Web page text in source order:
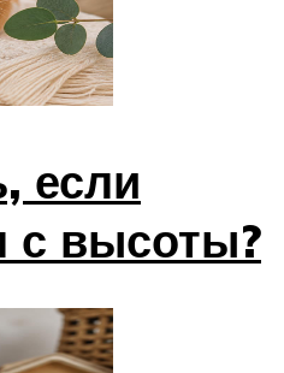
если
с высоты?